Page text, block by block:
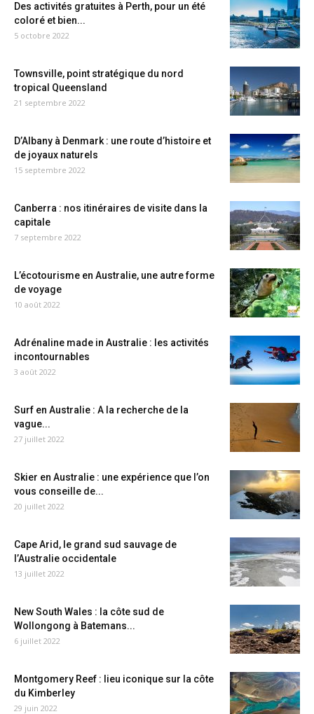
Des activités gratuites à Perth, pour un été
coloré et bien...
5 octobre 2022
Townsville, point stratégique du nord
tropical Queensland
21 septembre 2022
D’Albany à Denmark : une route d’histoire et
de joyaux naturels
15 septembre 2022
Canberra : nos itinéraires de visite dans la
capitale
7 septembre 2022
L’écotourisme en Australie, une autre forme
de voyage
10 août 2022
Adrénaline made in Australie : les activités
incontournables
3 août 2022
Surf en Australie : A la recherche de la
vague...
27 juillet 2022
Skier en Australie : une expérience que l’on
vous conseille de...
20 juillet 2022
Cape Arid, le grand sud sauvage de
l’Australie occidentale
13 juillet 2022
New South Wales : la côte sud de
Wollongong à Batemans...
6 juillet 2022
Montgomery Reef : lieu iconique sur la côte
du Kimberley
29 juin 2022